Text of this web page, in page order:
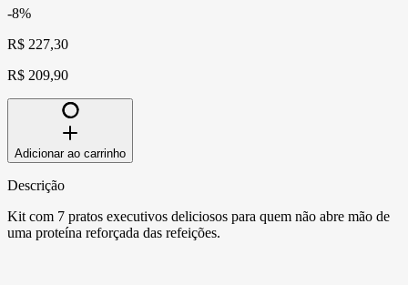
-8%
R$ 227,30
R$ 209,90
Adicionar ao carrinho
Descrição
Kit com 7 pratos executivos deliciosos para quem não abre mão de
uma proteína reforçada das refeições.